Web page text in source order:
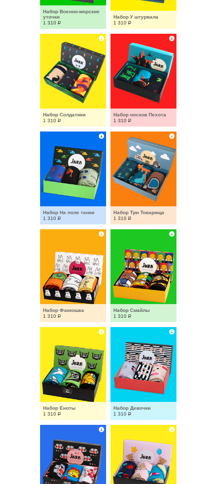
Набор Военно-морские
уточки
1 310 Р
Набор У штурвала
1 310 Р
Набор Солдатики
1 310 Р
Набор носков Пехота
1 310 Р
Набор На поле танки
1 310 Р
Набор Три Товарища
1 310 Р
Набор Факкошка
1 310 Р
Набор Смайлы
1 310 Р
Набор Еноты
1 310 Р
Набор Девочки
1 310 Р